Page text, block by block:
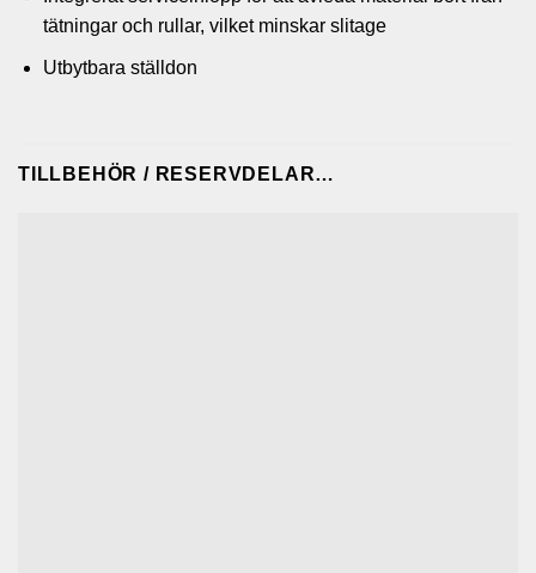
tätningar och rullar, vilket minskar slitage
Utbytbara ställdon
TILLBEHÖR / RESERVDELAR…